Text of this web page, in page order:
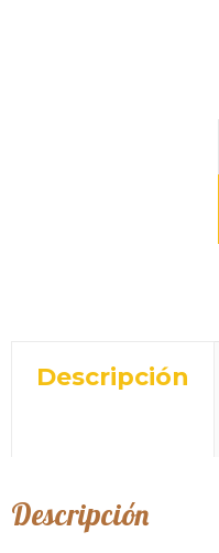
Descripción
Descripción